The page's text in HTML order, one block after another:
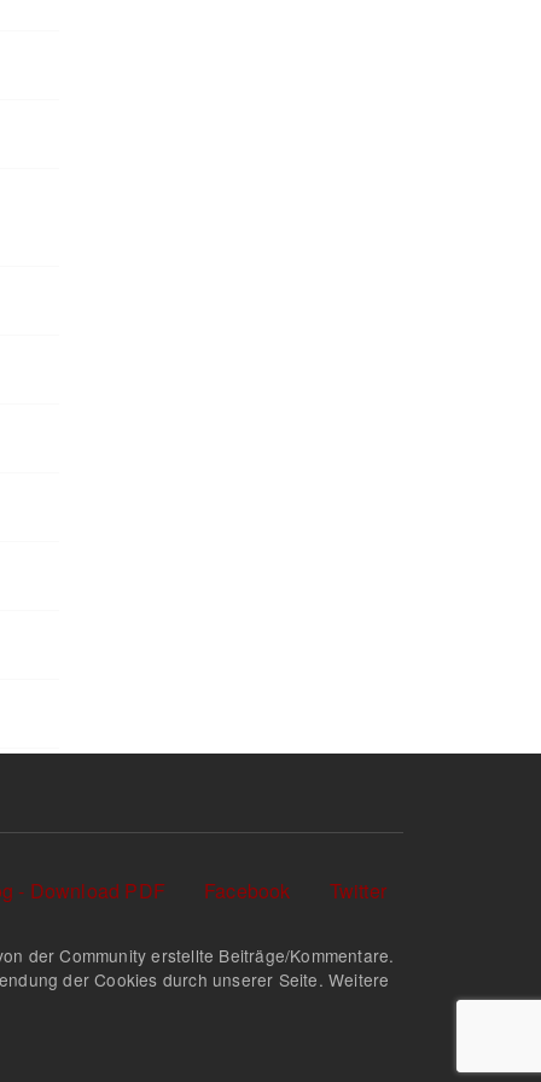
- Download PDF Facebook Twitter
der Community erstellte Beiträge/Kommentare.
der Cookies durch unserer Seite. Weitere